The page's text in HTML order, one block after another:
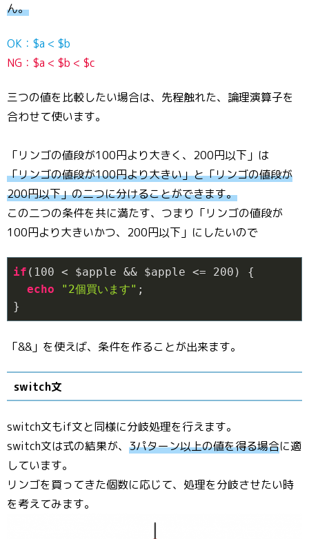
ん。
OK：$a < $b
NG：$a < $b < $c
三つの値を比較したい場合は、先程触れた、論理演算子を
合わせて使います。
「リンゴの値段が100円より大きく、200円以下」は
「リンゴの値段が100円より大きい」と「リンゴの値段が
200円以下」の二つに分けることができます。
この二つの条件を共に満たす、つまり「リンゴの値段が
100円より大きいかつ、200円以下」にしたいので
if ( 100 < $apple && $apple <= 200 ) {
echo
"2個買います" ;
}
「&&」を使えば、条件を作ることが出来ます。
switch文
switch文もif文と同様に分岐処理を行えます。
switch文は式の結果が、 3パターン以上の値を得る場合に適
しています。
リンゴを買ってきた個数に応じて、処理を分岐させたい時
を考えてみます。